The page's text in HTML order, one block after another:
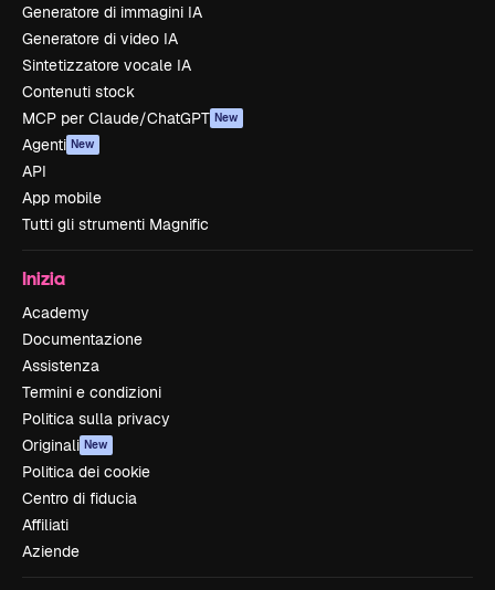
Generatore di immagini IA
Generatore di video IA
Sintetizzatore vocale IA
Contenuti stock
MCP per Claude/ChatGPT New
Agenti New
API
App mobile
Tutti gli strumenti Magnific
Inizia
Academy
Documentazione
Assistenza
Termini e condizioni
Politica sulla privacy
Originali New
Politica dei cookie
Centro di fiducia
Affiliati
Aziende